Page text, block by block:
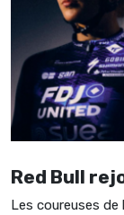
Red Bull
Les coureuses